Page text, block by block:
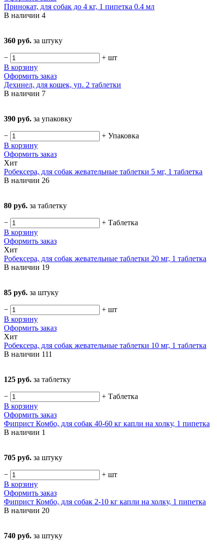
Принокат, для собак до 4 кг, 1 пипетка 0.4 мл
В наличии 4
360 руб. за штуку
− + шт
В корзину
Оформить заказ
Дехинел, для кошек, уп. 2 таблетки
В наличии 7
390 руб. за упаковку
− + Упаковка
В корзину
Оформить заказ
Хит
Робексера, для собак жевательные таблетки 5 мг, 1 таблетка
В наличии 26
80 руб. за таблетку
− + Таблетка
В корзину
Оформить заказ
Хит
Робексера, для собак жевательные таблетки 20 мг, 1 таблетка
В наличии 19
85 руб. за штуку
− + шт
В корзину
Оформить заказ
Хит
Робексера, для собак жевательные таблетки 10 мг, 1 таблетка
В наличии 111
125 руб. за таблетку
− + Таблетка
В корзину
Оформить заказ
Фиприст Комбо, для собак 40-60 кг капли на холку, 1 пипетка
В наличии 1
705 руб. за штуку
− + шт
В корзину
Оформить заказ
Фиприст Комбо, для собак 2-10 кг капли на холку, 1 пипетка
В наличии 20
740 руб. за штуку